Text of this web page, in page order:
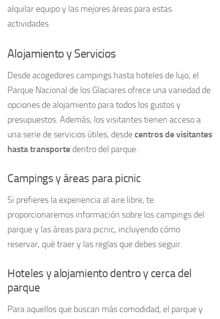
alquilar equipo y las mejores áreas para estas
actividades.
Alojamiento y Servicios
Desde acogedores campings hasta hoteles de lujo, el
Parque Nacional de los Glaciares ofrece una variedad de
opciones de alojamiento para todos los gustos y
presupuestos. Además, los visitantes tienen acceso a
una serie de servicios útiles, desdecentros de visitantes
hasta transporte dentro del parque.
Campings y áreas para picnic
Si prefieres la experiencia al aire libre, te
proporcionaremos información sobre los campings del
parque y las áreas para picnic, incluyendo cómo
reservar, qué traer y las reglas que debes seguir.
Hoteles y alojamiento dentro y cerca del
parque
Para aquellos que buscan más comodidad, el parque y